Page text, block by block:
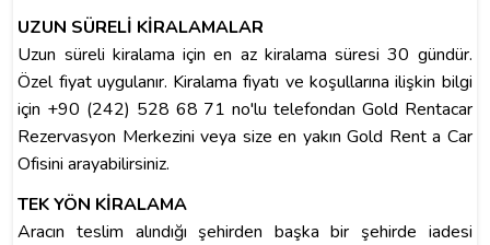
UZUN SÜRELİ KİRALAMALAR
Uzun süreli kiralama için en az kiralama süresi 30 gündür.
Özel fiyat uygulanır. Kiralama fiyatı ve koşullarına ilişkin bilgi
için +90 (242) 528 68 71 no'lu telefondan Gold Rentacar
Rezervasyon Merkezini veya size en yakın Gold Rent a Car
Ofisini arayabilirsiniz.
TEK YÖN KİRALAMA
Aracın teslim alındığı şehirden başka bir şehirde iadesi